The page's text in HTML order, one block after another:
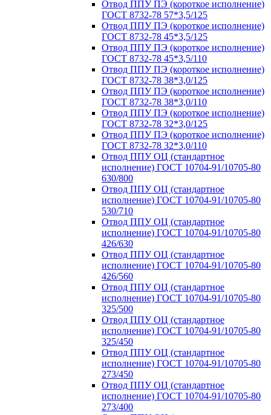
Отвод ППУ ПЭ (короткое исполнение)
ГОСТ 8732-78 57*3,5/125
Отвод ППУ ПЭ (короткое исполнение)
ГОСТ 8732-78 45*3,5/125
Отвод ППУ ПЭ (короткое исполнение)
ГОСТ 8732-78 45*3,5/110
Отвод ППУ ПЭ (короткое исполнение)
ГОСТ 8732-78 38*3,0/125
Отвод ППУ ПЭ (короткое исполнение)
ГОСТ 8732-78 38*3,0/110
Отвод ППУ ПЭ (короткое исполнение)
ГОСТ 8732-78 32*3,0/125
Отвод ППУ ПЭ (короткое исполнение)
ГОСТ 8732-78 32*3,0/110
Отвод ППУ ОЦ (стандартное
исполнение) ГОСТ 10704-91/10705-80
630/800
Отвод ППУ ОЦ (стандартное
исполнение) ГОСТ 10704-91/10705-80
530/710
Отвод ППУ ОЦ (стандартное
исполнение) ГОСТ 10704-91/10705-80
426/630
Отвод ППУ ОЦ (стандартное
исполнение) ГОСТ 10704-91/10705-80
426/560
Отвод ППУ ОЦ (стандартное
исполнение) ГОСТ 10704-91/10705-80
325/500
Отвод ППУ ОЦ (стандартное
исполнение) ГОСТ 10704-91/10705-80
325/450
Отвод ППУ ОЦ (стандартное
исполнение) ГОСТ 10704-91/10705-80
273/450
Отвод ППУ ОЦ (стандартное
исполнение) ГОСТ 10704-91/10705-80
273/400